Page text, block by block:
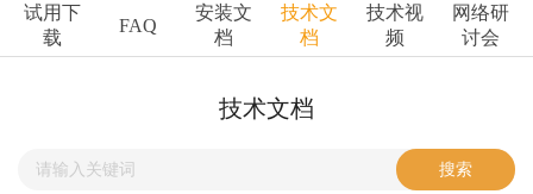
Ansys
Perforce
亿道动态
市场活动
技术文档
试用下
载
FAQ
安装文
档
技术文
档
技术视
频
网络研
讨会
技术文档